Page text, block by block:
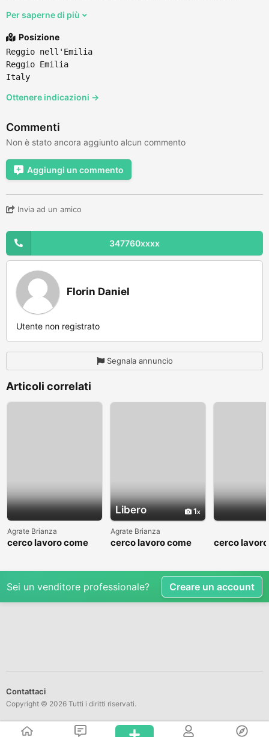
Per saperne di più
Posizione
Reggio nell'Emilia
Reggio Emilia
Italy
Ottenere indicazioni →
Commenti
Non è stato ancora aggiunto alcun commento
Aggiungi un commento
Invia ad un amico
347760xxxx
Florin Daniel
Utente non registrato
Segnala annuncio
Articoli correlati
Agrate Brianza
cerco lavoro come
Libero 1
Agrate Brianza
cerco lavoro come
cerco
Sei un venditore professionale? Creare un account
Contattaci
Copyright © 2026 Tutti i diritti riservati.